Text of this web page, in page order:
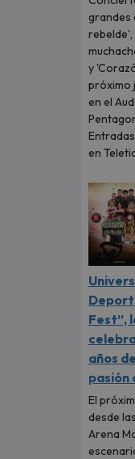
grandes
rebelde',
y
próximo
en el
en
Fest”,
años
pasión
El
desde
Arena